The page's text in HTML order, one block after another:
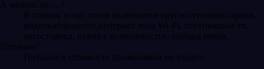
А можно ли …?
В список услуг отеля включается круглосуточная охрана,
видеонаблюдение,интернет зона Wi-Fi, спутниковое тв.
автостоянка, кухня с возможностью выбора меню.
Питание?
Питание в стоимость проживания не входит.